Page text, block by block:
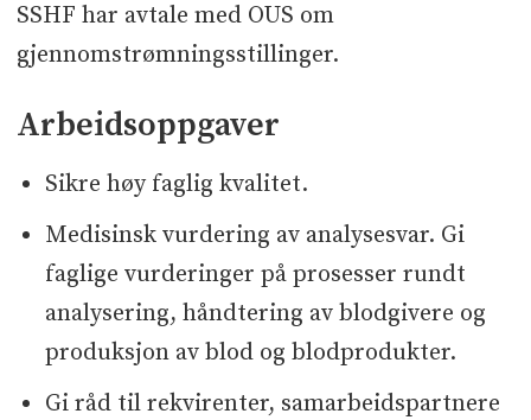
SSHF har avtale med OUS om
gjennomstrømningsstillinger.
Arbeidsoppgaver
Sikre høy faglig kvalitet.
Medisinsk vurdering av analysesvar. Gi
faglige vurderinger på prosesser rundt
analysering, håndtering av blodgivere og
produksjon av blod og blodprodukter.
Gi råd til rekvirenter, samarbeidspartnere